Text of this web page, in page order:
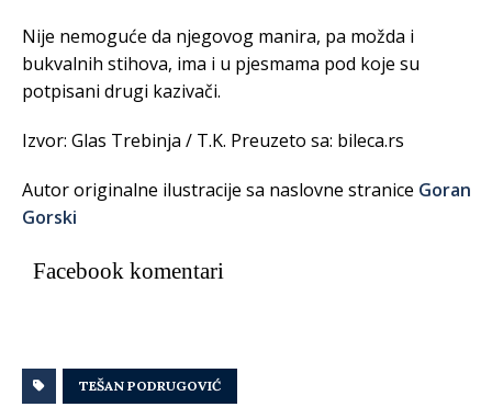
Nije nemoguće da njegovog manira, pa možda i
bukvalnih stihova, ima i u pjesmama pod koje su
potpisani drugi kazivači.
Izvor: Glas Trebinja / T.K. Preuzeto sa: bileca.rs
Autor originalne ilustracije sa naslovne stranice Goran
Gorski
Facebook komentari
TEŠAN PODRUGOVIĆ